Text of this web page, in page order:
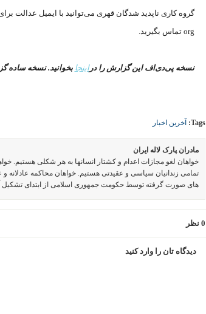
گروه کاری ناپدید شدگان قهری می‌توانید با ایمیل عدالت
org تماس بگیرید.
نسخه پی‌دی‌اف این گزارش را دراینجا بخوانید. نسخه ساده
Tags: آخرین اخبار
مادران پارک لاله ایران
خواهان لغو مجازات اعدام و کشتار انسانها به هر شکلی هستیم.
تمامی زندانیان سیاسی و عقیدتی هستیم. خواهان محاکمه عادلانه
های صورت گرفته توسط حکومت جمهوری اسلامی از ابتدای تشکیل
0 نظر
دیدگاه تان را وارد کنید